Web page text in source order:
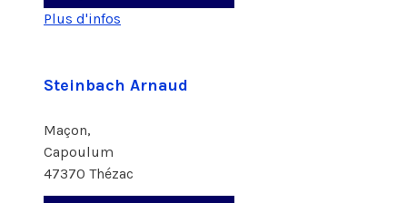
Plus d'infos
Steinbach Arnaud
Maçon,
Capoulum
47370 Thézac